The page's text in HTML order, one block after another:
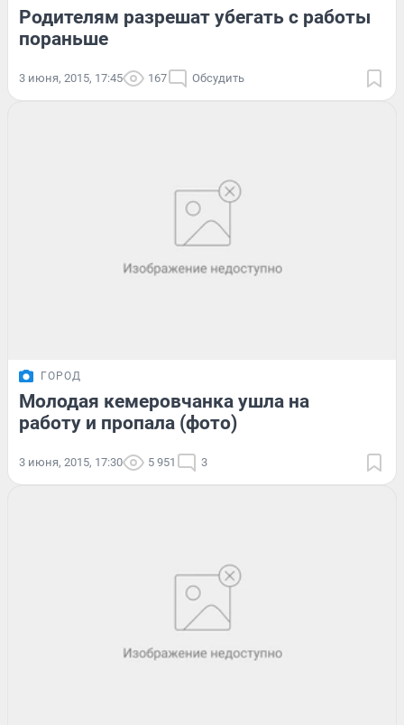
Родителям разрешат убегать с работы
пораньше
3 июня, 2015, 17:45 167 Обсудить
ГОРОД
Молодая кемеровчанка ушла на
работу и пропала (фото)
3 июня, 2015, 17:30 5 951 3